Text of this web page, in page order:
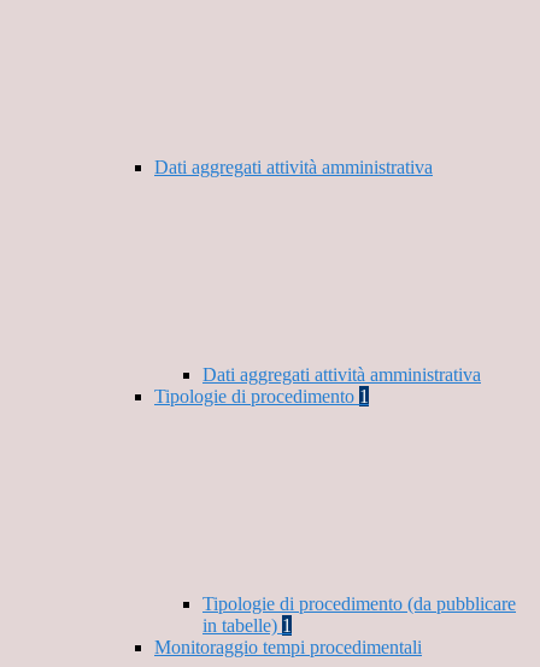
Dati aggregati attività amministrativa
Dati aggregati attività amministrativa
Tipologie di procedimento 1
Tipologie di procedimento (da pubblicare
in tabelle) 1
Monitoraggio tempi procedimentali